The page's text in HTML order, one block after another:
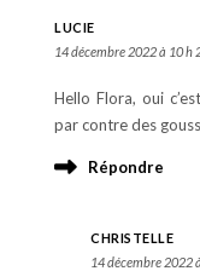
LUCIE
14 décembre 2022 à 10 h
Hello Flora, oui
par contre des
Répondre
CHRISTELLE
14 décembre 2022